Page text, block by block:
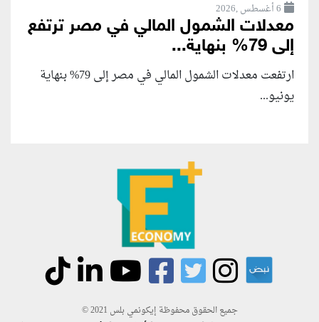
6 أغسطس ,2026
معدلات الشمول المالي في مصر ترتفع
إلى 79% بنهاية...
ارتفعت معدلات الشمول المالي في مصر إلى 79% بنهاية
يونيو...
جميع الحقوق محفوظة إيكونمي بلس 2021 ©